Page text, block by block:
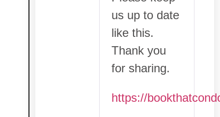
us up to date
like this.
Thank you
for sharing.
https://